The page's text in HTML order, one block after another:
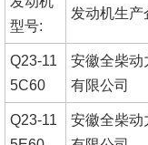
型号:
发动机生产
Q23-11
5C60
安徽全柴动
有限公司
Q23-11
安徽全柴动